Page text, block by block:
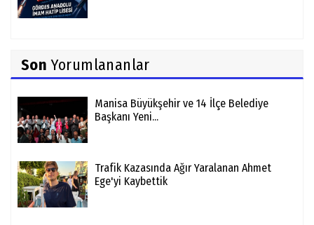
Son Yorumlananlar
Manisa Büyükşehir ve 14 İlçe Belediye
Başkanı Yeni...
Trafik Kazasında Ağır Yaralanan Ahmet
Ege'yi Kaybettik